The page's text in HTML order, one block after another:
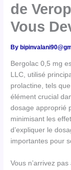
de
Vous
By
Bergolac 0,5 mg
LLC, utilisé
prolactine, tels
élément crucial
dosage approprié
minimisant les
d’expliquer le
importantes pour
Vous n’arrivez